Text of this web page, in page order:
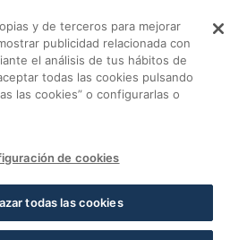
Málaga -
Cofares
y de terceros para mejorar
publicidad relacionada con
el análisis de tus hábitos de
todas las cookies pulsando
las cookies” o configurarlas o
de cookies
todas las cookies